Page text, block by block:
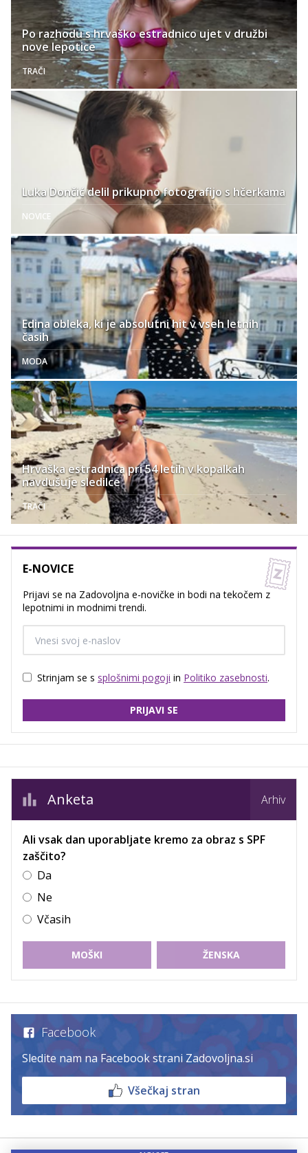
Po razhodu s hrvaško estradnico ujet v družbi
nove lepotice
TRAČI
Luka Dončić delil prikupno fotografijo s hčerkama
NOVICE
Edina obleka, ki je absolutni hit v vseh letnih
časih
MODA
Hrvaška estradnica pri 54 letih v kopalkah
navdušuje sledilce
TRAČI
E-NOVICE
Prijavi se na Zadovoljna e-novičke in bodi na tekočem z
lepotnimi in modnimi trendi.
Strinjam se s splošnimi pogoji in Politiko zasebnosti.
PRIJAVI SE
Anketa Arhiv
Ali vsak dan uporabljate kremo za obraz s SPF
zaščito?
Da
Ne
Včasih
MOŠKI ŽENSKA
Facebook
Sledite nam na Facebook strani Zadovoljna.si
Všečkaj stran